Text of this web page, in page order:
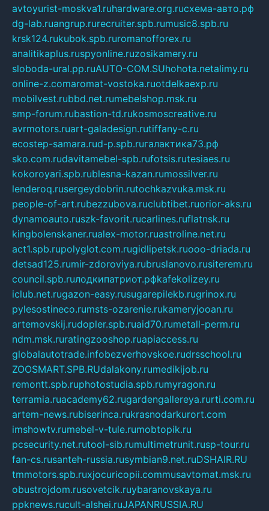
avtoyurist-moskva1.ruhardware.org.ruсхема-авто.рф
dg-lab.ruangrup.rurecruiter.spb.rumusic8.spb.ru
krsk124.rukubok.spb.ruromanofforex.ru
analitikaplus.ruspyonline.ruzosikamery.ru
sloboda-ural.pp.ruAUTO-COM.SUhohota.netalimy.ru
online-z.comaromat-vostoka.ruotdelkaexp.ru
mobilvest.rubbd.net.rumebelshop.msk.ru
smp-forum.rubastion-td.rukosmoscreative.ru
avrmotors.ruart-galadesign.rutiffany-c.ru
ecostep-samara.rud-p.spb.ruгалактика73.рф
sko.com.rudavitamebel-spb.rufotsis.rutesiaes.ru
kokoroyari.spb.rublesna-kazan.rumossilver.ru
lenderoq.rusergeydobrin.rutochkazvuka.msk.ru
people-of-art.rubezzubova.ruclubtibet.ruorior-aks.ru
dynamoauto.ruszk-favorit.rucarlines.ruflatnsk.ru
kingbolenskaner.rualex-motor.ruastroline.net.ru
act1.spb.rupolyglot.com.rugidlipetsk.ruooo-driada.ru
detsad125.rumir-zdoroviya.rubruslanovo.rusiterem.ru
council.spb.ruлодкипатриот.рфkafekolizey.ru
iclub.net.rugazon-easy.rusugarepilekb.rugrinox.ru
pylesostineco.rumsts-ozarenie.rukameryjooan.ru
artemovskij.rudopler.spb.ruaid70.rumetall-perm.ru
ndm.msk.ruratingzooshop.ruapiaccess.ru
globalautotrade.infobezverhovskoe.rudrsschool.ru
ZOOSMART.SPB.RUdalakony.rumedikijob.ru
remontt.spb.ruphotostudia.spb.rumyragon.ru
terramia.ruacademy62.rugardengallereya.rurti.com.ru
artem-news.rubiserinca.rukrasnodarkurort.com
imshowtv.rumebel-v-tule.rumobtopik.ru
pcsecurity.net.rutool-sib.rumultimetrunit.rusp-tour.ru
fan-cs.rusanteh-russia.rusymbian9.net.ruDSHAIR.RU
tmmotors.spb.ruxjocuricopii.commusavtomat.msk.ru
obustrojdom.rusovetcik.ruybaranovskaya.ru
ppknews.rucult-alshei.ruJAPANRUSSIA.RU